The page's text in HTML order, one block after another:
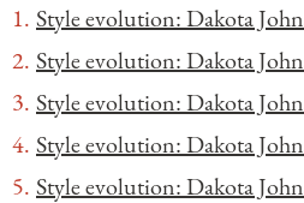
Style evolution: Dakota
Style evolution: Dakota
Style evolution: Dakota
Style evolution: Dakota
Style evolution: Dakota